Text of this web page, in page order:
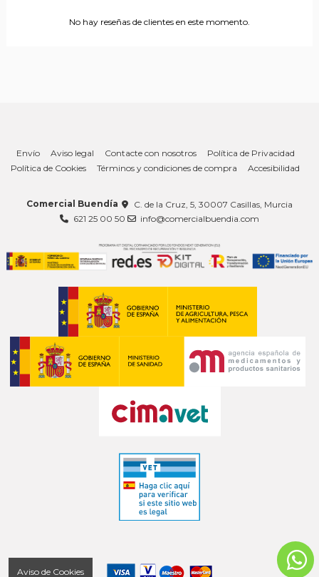
No hay reseñas de clientes en este momento.
Envío Aviso legal Contacte con nosotros
Política de Privacidad
Política de Cookies
Términos y condiciones de compra Accesibilidad
Comercial Buendía
C. de la Cruz, 5, 30007 Casillas, Murcia
621 25 00 50
info@comercialbuendia.com
Aviso de Cookies